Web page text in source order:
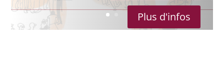
Plus d'infos